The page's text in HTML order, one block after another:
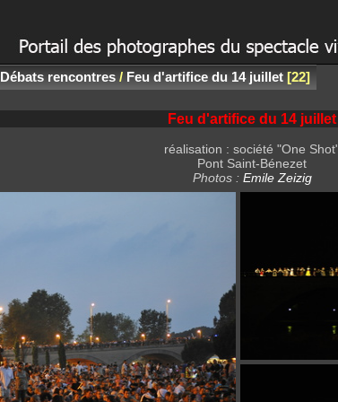
Débats rencontres/ Feu d'artifice du 14 juillet 22
Feu d'artifice du 14 juillet
réalisation : société "One
Pont Saint-Bénezet
Photos : Emile Zeizig